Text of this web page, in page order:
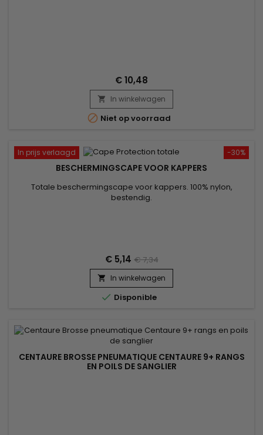
€ 10,48
 In winkelwagen
 Niet op voorraad
-30%
In prijs verlaagd
BESCHERMINGSCAPE VOOR KAPPERS
Totale beschermingscape voor kappers. 100% nylon,
bestendig.
€ 5,14 € 7,34
 In winkelwagen
 Disponible
CENTAURE BROSSE PNEUMATIQUE CENTAURE 9+ RANGS
EN POILS DE SANGLIER